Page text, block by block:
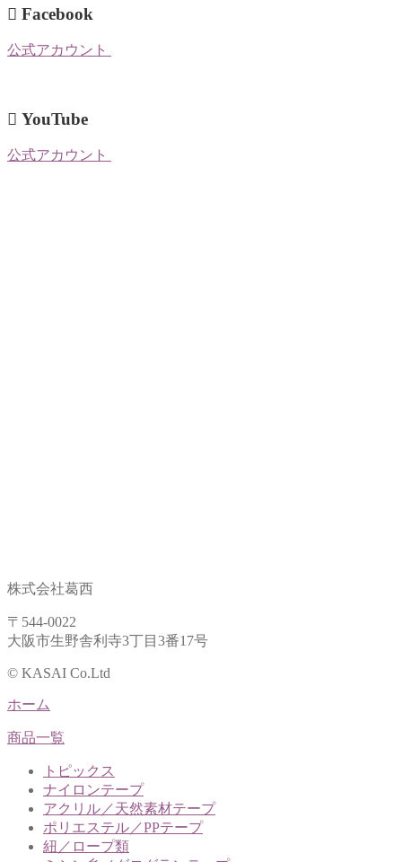
Facebook
公式アカウント
YouTube
公式アカウント
株式会社葛西
〒544-0022
大阪市生野舎利寺3丁目3番17号
© KASAI Co.Ltd
ホーム
商品一覧
トピックス
ナイロンテープ
アクリル／天然素材テープ
ポリエステル／PPテープ
紐／ロープ類